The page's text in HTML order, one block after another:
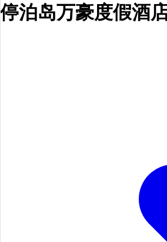
停泊岛万豪度假酒